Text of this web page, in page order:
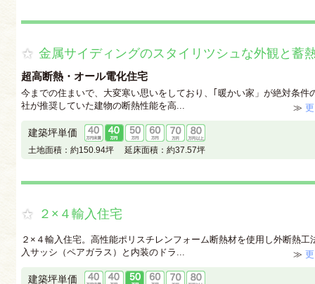
金属サイディングのスタイリツシュな外観と蓄
超高断熱・オール電化住宅
今までの住まいで、大変寒い思いをしており、｢暖かい家」が絶対条件
社が推奨していた建物の断熱性能を高...
≫
建築坪単価
土地面積： 約150.94坪 延床面積： 約37.57坪
２×４輸入住宅
２×４輸入住宅。高性能ポリスチレンフォーム断熱材を使用し外断熱工
入サッシ（ペアガラス）と内装のドラ...
≫
建築坪単価